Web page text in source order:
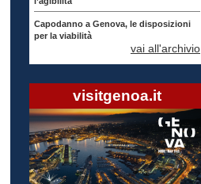
Capodanno a Genova, le disposizioni
per la viabilità
vai all'archivio
visitgenoa.it